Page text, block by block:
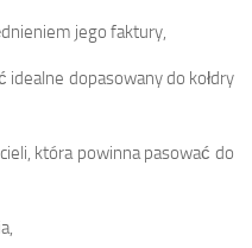
jego faktury,
dopasowany do kołdry
która powinna pasować do